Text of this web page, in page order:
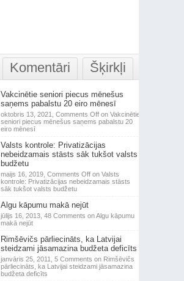
Komentāri Šķirkļi
Vakcinētie seniori piecus mēnešus
saņems pabalstu 20 eiro mēnesī
oktobris 13, 2021, Comments Offon Vakcinētie
seniori piecus mēnešus saņems pabalstu 20
eiro mēnesī
Valsts kontrole: Privatizācijas
nebeidzamais stāsts sāk tukšot valsts
budžetu
maijs 16, 2019, Comments Offon Valsts
kontrole: Privatizācijas nebeidzamais stāsts
sāk tukšot valsts budžetu
Algu kāpumu makā nejūt
jūlijs 16, 2013, 48 Comments on Algu kāpumu
makā nejūt
Rimšēvičs pārliecināts, ka Latvijai
steidzami jāsamazina budžeta deficīts
janvāris 25, 2011, 5 Comments on Rimšēvičs
pārliecināts, ka Latvijai steidzami jāsamazina
budžeta deficīts